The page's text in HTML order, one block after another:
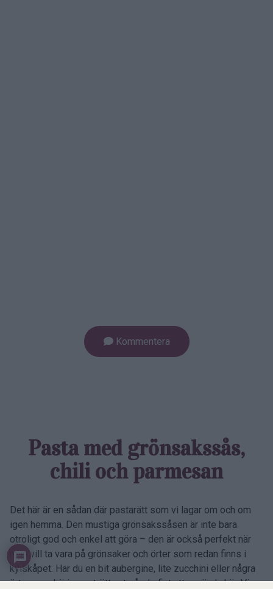
Kommentera
Pasta med grönsaks­sås,
chili och parmesan
Det här är en sådan där pastarätt som vi lagar om och om
igen hemma. Den mustiga grönsakssåsen är inte bara
otroligt god och enkel att göra – den är också perfekt när
man vill ta vara på grönsaker och örter som redan finns i
kylskåpet. Har du en bit aubergine, lite zucchini eller några
örter som börjar se trötta ut går de fint att använda här. Vi